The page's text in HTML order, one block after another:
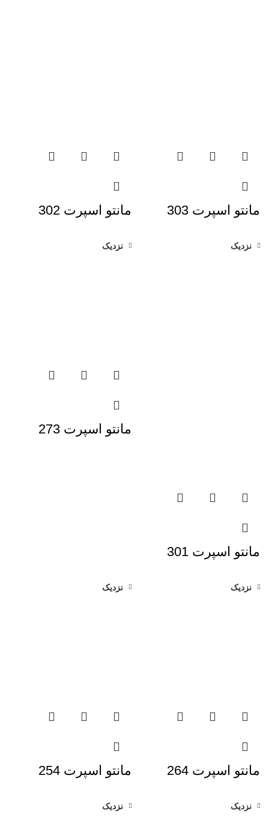
مانتو اسپرت 303 مانتو اسپرت 302
نزدیک
مانتو اسپرت 301
نزدیک
مانتو اسپرت 273
نزدیک
مانتو اسپرت 264
نزدیک
مانتو اسپرت 254
نزدیک نزدیک